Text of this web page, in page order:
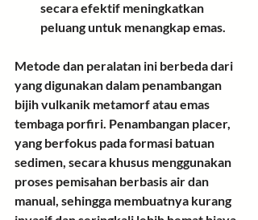
secara efektif meningkatkan
peluang untuk menangkap emas.
Metode dan peralatan ini berbeda dari
yang digunakan dalam penambangan
bijih vulkanik metamorf atau emas
tembaga porfiri. Penambangan placer,
yang berfokus pada formasi batuan
sedimen, secara khusus menggunakan
proses pemisahan berbasis air dan
manual, sehingga membuatnya kurang